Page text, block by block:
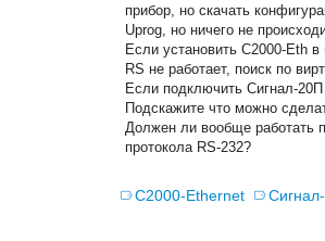
прибор, но скачать
Uprog, но ничего не
Если установить C2000-Eth
RS не работает, поиск по
Если подключить Сигнал-
Подскажите что можно
Должен ли вообще работать
протокола RS-232?
С2000-Ethernet